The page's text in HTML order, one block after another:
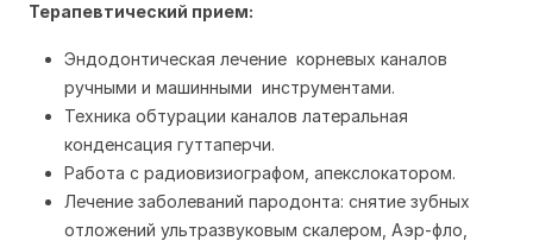
Терапевтический прием:
Эндодонтическая лечение корневых каналов
ручными и машинными инструментами.
Техника обтурации каналов латеральная
конденсация гуттаперчи.
Работа с радиовизиографом, апекслокатором.
Лечение заболеваний пародонта: cнятие зубных
отложений ультразвуковым скалером, Аэр-фло,